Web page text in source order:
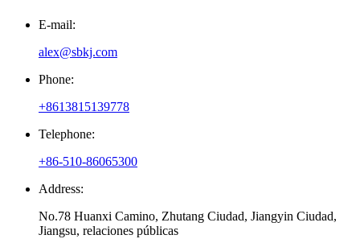
E-mail:
alex@sbkj.com
Phone:
+8613815139778
Telephone:
+86-510-86065300
Address:
No.78 Huanxi Camino, Zhutang Ciudad, Jiangyin Ciudad,
Jiangsu, relaciones públicas